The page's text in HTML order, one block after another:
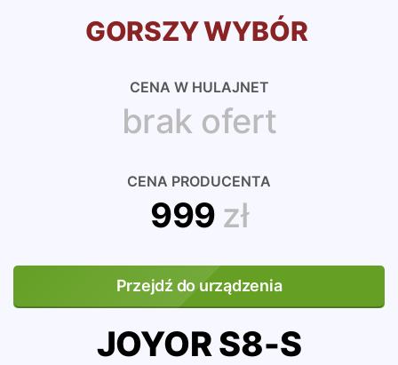
GORSZY WYBÓR
CENA W HULAJNET
brak ofert
CENA PRODUCENTA
999 zł
Przejdź do urządzenia
JOYOR S8-S